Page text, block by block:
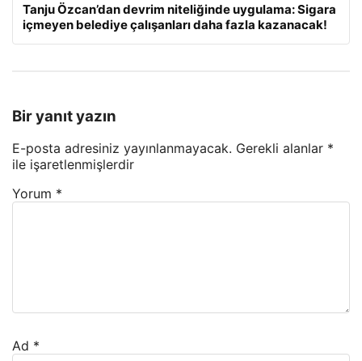
Tanju Özcan’dan devrim niteliğinde uygulama: Sigara
içmeyen belediye çalışanları daha fazla kazanacak!
Bir yanıt yazın
E-posta adresiniz yayınlanmayacak. Gerekli alanlar *
ile işaretlenmişlerdir
Yorum *
Ad *